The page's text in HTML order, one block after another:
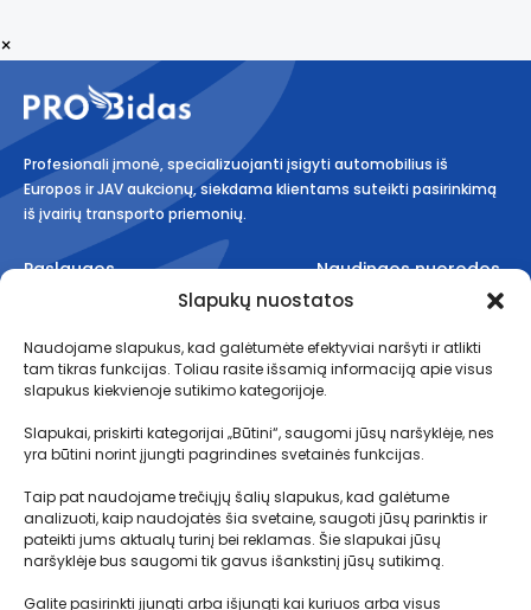
Slapukų nuostatos
Naudojame slapukus, kad galėtumėte efektyviai naršyti ir atlikti
tam tikras funkcijas. Toliau rasite išsamią informaciją apie visus
slapukus kiekvienoje sutikimo kategorijoje.
Slapukai, priskirti kategorijai „Būtini“, saugomi jūsų naršyklėje, nes
yra būtini norint įjungti pagrindines svetainės funkcijas.
Taip pat naudojame trečiųjų šalių slapukus, kad galėtume
analizuoti, kaip naudojatės šia svetaine, saugoti jūsų parinktis ir
pateikti jums aktualų turinį bei reklamas. Šie slapukai jūsų
naršyklėje bus saugomi tik gavus išankstinį jūsų sutikimą.
Galite pasirinkti įjungti arba išjungti kai kuriuos arba visus
×
Profesionali įmonė, specializuojanti įsigyti automobilius iš
Europos ir JAV aukcionų, siekdama klientams suteikti pasirinkimą
iš įvairių transporto priemonių.
Paslaugos
Planai
Logistika
Naudingos nuorodos
Taisyklės
Kaip tai veikia?
Transportavimo terminai
Muitinės procedūros
Depozito sąlygos
D.U.K.
Kontaktai